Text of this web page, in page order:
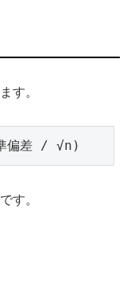
す。
偏差 / √n)
す。